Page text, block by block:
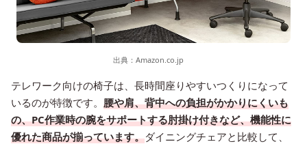
出典： Amazon.co.jp
テレワーク向けの椅子は、長時間座りやすいつくりになって
いるのが特徴です。 腰や肩、背中への負担がかかりにくいも
の、PC作業時の腕をサポートする肘掛け付きなど、機能性に
優れた商品が揃っています。ダイニングチェアと比較して、